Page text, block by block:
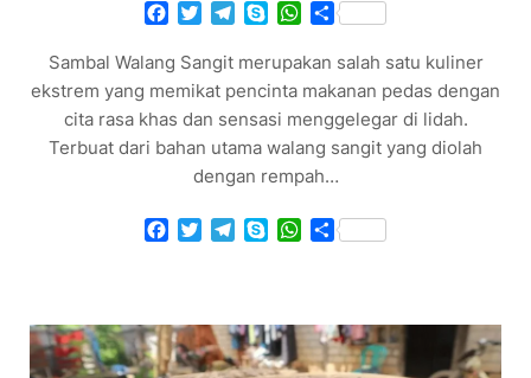
Facebook
TwitterTelegram
SkypeWhatsApp
Share
Sambal Walang Sangit merupakan salah satu kuliner
ekstrem yang memikat pencinta makanan pedas dengan
cita rasa khas dan sensasi menggelegar di lidah.
Terbuat dari bahan utama walang sangit yang diolah
dengan rempah…
Facebook
TwitterTelegram
SkypeWhatsApp
Share